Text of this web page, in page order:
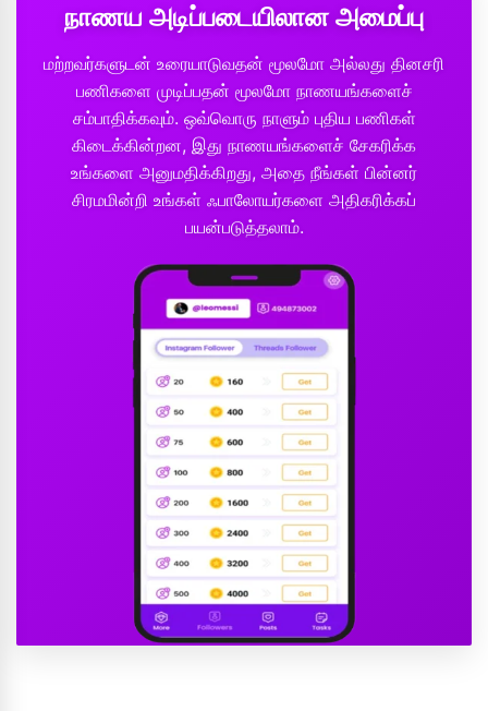
நாணய அடிப்படையிலான அமைப்பு
மற்றவர்களுடன் உரையாடுவதன் மூலமோ அல்லது தினசரி
பணிகளை முடிப்பதன் மூலமோ நாணயங்களைச்
சம்பாதிக்கவும். ஒவ்வொரு நாளும் புதிய பணிகள்
கிடைக்கின்றன, இது நாணயங்களைச் சேகரிக்க
உங்களை அனுமதிக்கிறது, அதை நீங்கள் பின்னர்
சிரமமின்றி உங்கள் ஃபாலோயர்களை அதிகரிக்கப்
பயன்படுத்தலாம்.